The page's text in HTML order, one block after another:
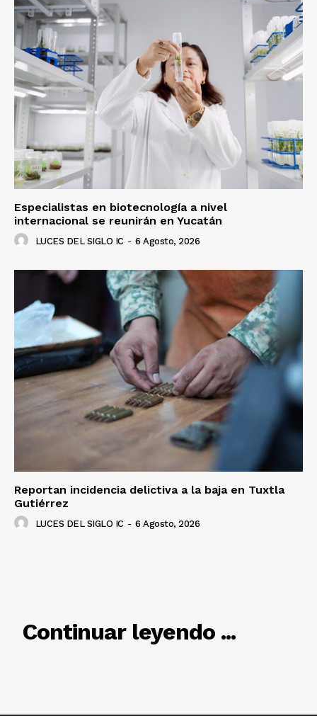
Del Siglo
Especialistas en biotecnología a nivel
internacional se reunirán en Yucatán
LUCES DEL SIGLO IC - 6 Agosto, 2026
Reportan incidencia delictiva a la baja en Tuxtla
Gutiérrez
LUCES DEL SIGLO IC - 6 Agosto, 2026
Continuar leyendo ...
RELACIONADO